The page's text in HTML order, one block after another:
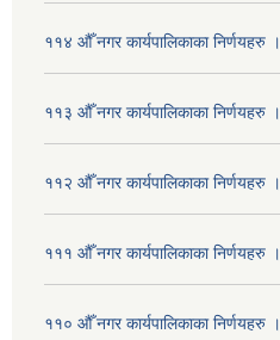
११४ औँ नगर कार्यपालिकाका निर्णयहरु ।
११३ औँ नगर कार्यपालिकाका निर्णयहरु ।
११२ औँ नगर कार्यपालिकाका निर्णयहरु ।
१११ औँ नगर कार्यपालिकाका निर्णयहरु ।
११० औँ नगर कार्यपालिकाका निर्णयहरु ।